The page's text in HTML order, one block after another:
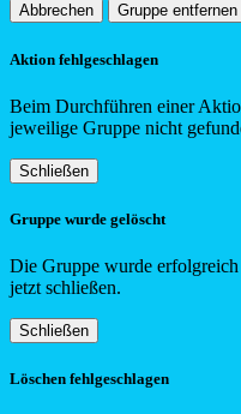
Abbrechen Gruppe entfernen
Aktion fehlgeschlagen
Beim Durchführen einer
jeweilige Gruppe nicht
Schließen
Gruppe wurde gelöscht
Die Gruppe wurde erfolgreich
jetzt schließen.
Schließen
Löschen fehlgeschlagen